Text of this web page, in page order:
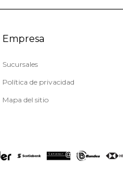
Empresa
Sucursales
Política de privacidad
Mapa del sitio